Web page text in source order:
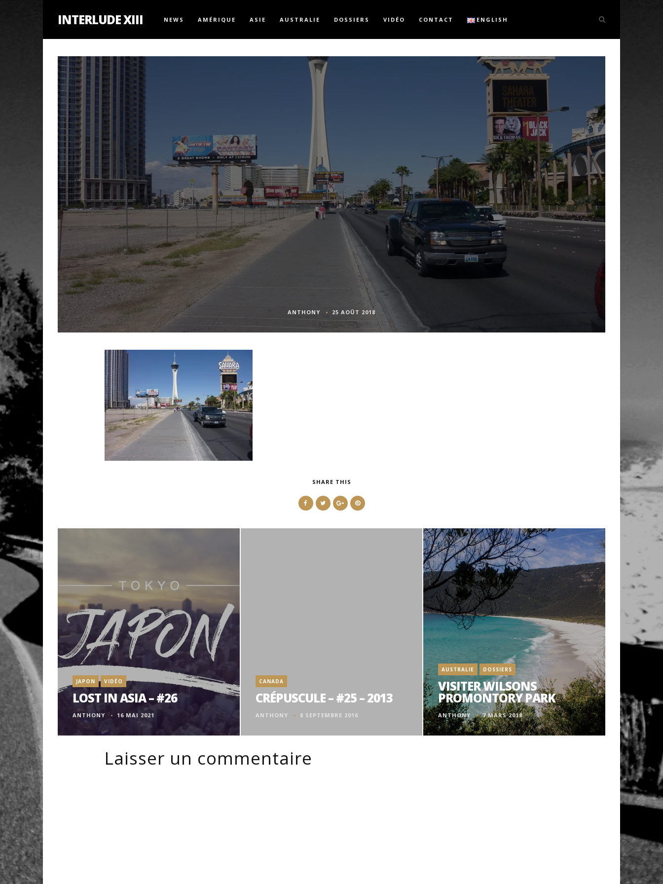
INTERLUDE XIII NEWS AMÉRIQUE ASIE AUSTRALIE DOSSIERS VIDÉO CONTACT ENGLISH
ANTHONY 25 AOÛT 2018
SHARE THIS
JAPON VIDÉO
LOST IN ASIA – #26
ANTHONY 16 MAI 2021
CANADA
CRÉPUSCULE – #25 – 2013
ANTHONY 8 SEPTEMBRE 2016
AUSTRALIE DOSSIERS
VISITER WILSONS
PROMONTORY PARK
ANTHONY 7 MARS 2018
Laisser un commentaire